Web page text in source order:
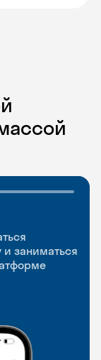
заниматься
где
практики